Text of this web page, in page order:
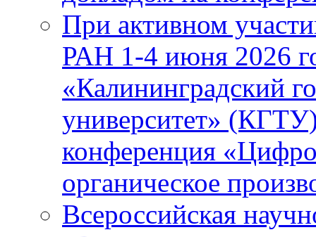
При активном
РАН 1-4 июня 2026
«Калининградский
университет»
конференция
органическое
Всероссийская